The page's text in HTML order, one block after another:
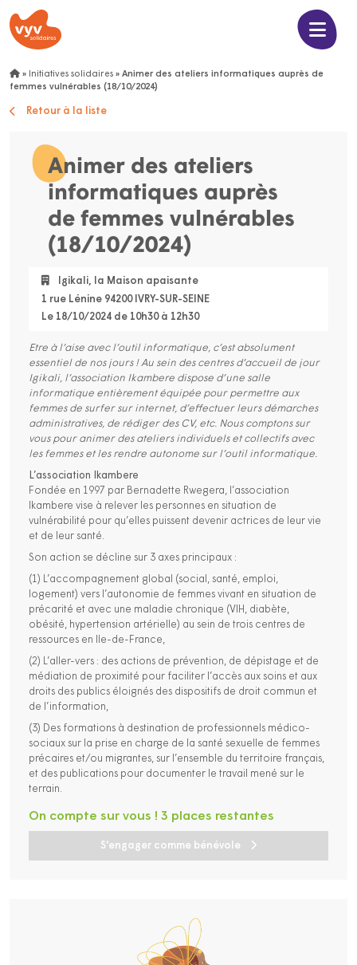
» Initiatives solidaires » Animer des ateliers informatiques auprès de
femmes vulnérables (18/10/2024)
Retour à la liste
Animer des ateliers
informatiques auprès
de femmes vulnérables
(18/10/2024)
Igikali, la Maison apaisante
1 rue Lénine 94200 IVRY-SUR-SEINE
Le 18/10/2024 de 10h30 à 12h30
Etre à l’aise avec l’outil informatique, c’est absolument
essentiel de nos jours ! Au sein des centres d’accueil de jour
Igikali, l’association Ikambere dispose d’une salle
informatique entièrement équipée pour permettre aux
femmes de surfer sur internet, d’effectuer leurs démarches
administratives, de rédiger des CV, etc. Nous comptons sur
vous pour animer des ateliers individuels et collectifs avec
les femmes et les rendre autonome sur l’outil informatique.
L’association Ikambere
Fondée en 1997 par Bernadette Rwegera, l’association
Ikambere vise à relever les personnes en situation de
vulnérabilité pour qu’elles puissent devenir actrices de leur vie
et de leur santé.
Son action se décline sur 3 axes principaux :
(1) L’accompagnement global (social, santé, emploi,
logement) vers l’autonomie de femmes vivant en situation de
précarité et avec une maladie chronique (VIH, diabète,
obésité, hypertension artérielle) au sein de trois centres de
ressources en Ile-de-France,
(2) L’aller-vers : des actions de prévention, de dépistage et de
médiation de proximité pour faciliter l’accès aux soins et aux
droits des publics éloignés des dispositifs de droit commun et
de l’information,
(3) Des formations à destination de professionnels médico-
sociaux sur la prise en charge de la santé sexuelle de femmes
précaires et/ou migrantes, sur l’ensemble du territoire français,
et des publications pour documenter le travail mené sur le
terrain.
S'engager comme bénévole
On compte sur vous ! 3 places restantes